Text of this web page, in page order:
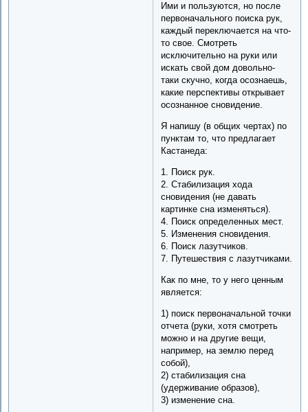
Ими и пользуются, но после
первоначального поиска рук,
каждый переключается на что-
то свое. Смотреть
исключительно на руки или
искать свой дом довольно-
таки скучно, когда осознаешь,
какие перспективы открывает
осознанное сновидение.
Я напишу (в общих чертах) по
пунктам то, что предлагает
Кастанеда:
1. Поиск рук.
2. Стабилизация хода
сновидения (не давать
картинке сна изменяться).
4. Поиск определенных мест.
5. Изменения сновидения.
6. Поиск лазутчиков.
7. Путешествия с лазутчиками.
Как по мне, то у него ценным
является:
1) поиск первоначальной точки
отчета (руки, хотя смотреть
можно и на другие вещи,
например, на землю перед
собой),
2) стабилизация сна
(удерживание образов),
3) изменение сна.